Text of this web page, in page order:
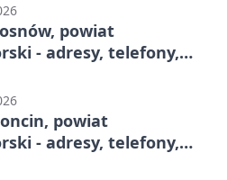
powiat
- adresy, telefony,
powiat
- adresy, telefony,